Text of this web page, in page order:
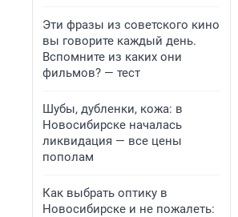
Эти фразы из советского кино
вы говорите каждый день.
Вспомните из каких они
фильмов? — тест
Шубы, дубленки, кожа: в
Новосибирске началась
ликвидация — все цены
пополам
Как выбрать оптику в
Новосибирске и не пожалеть: